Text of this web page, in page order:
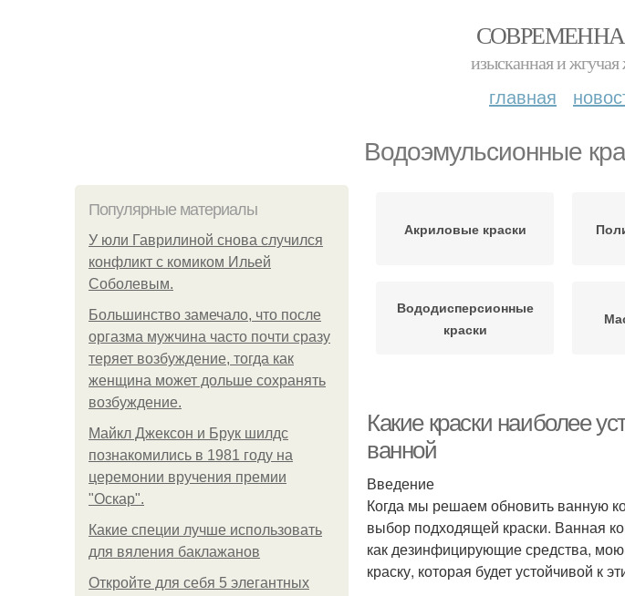
изысканная и жгучая
главная
Водоэмульсионные
Популярные материалы
У юли Гаврилиной снова случился
конфликт с комиком Ильей
Соболевым.
Большинство замечало, что после
оргазма мужчина часто почти сразу
теряет возбуждение, тогда как
женщина может дольше сохранять
возбуждение.
Майкл Джексон и Брук шилдс
познакомились в 1981 году на
церемонии вручения премии
"Оскар".
Какие специи лучше использовать
для вяления баклажанов
Откройте для себя 5 элегантных
Акриловые краски
Вододисперсионные
краски
Какие краски наиболее
ванной
Введение
Когда мы решаем обновить ванную
выбор подходящей краски. Ванная
как дезинфицирующие средства,
краску, которая будет устойчивой к